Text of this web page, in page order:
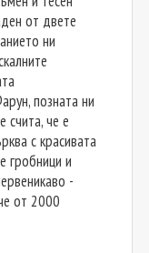
от двете
ни
позната ни
счита, че е
с красивата
гробници и
-
от 2000